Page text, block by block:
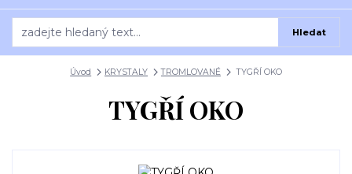
Hledat
Úvod KRYSTALY TROMLOVANÉ TYGŘÍ OKO
TYGŘÍ OKO